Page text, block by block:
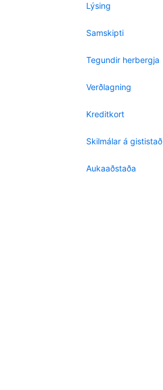
Lýsing
Samskipti
Tegundir herbergja
Verðlagning
Kreditkort
Skilmálar á gististað
Aukaaðstaða